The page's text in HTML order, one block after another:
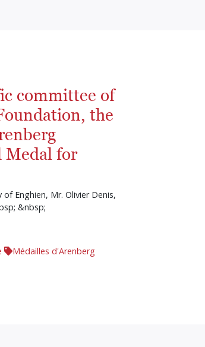
committee of
the
Medal for
Enghien, Mr. Olivier Denis,
&nbsp;
Médailles d'Arenberg